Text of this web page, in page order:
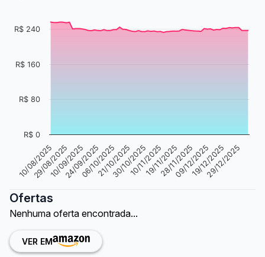
10/08/2025
29/08/2025
10/09/2025
24/09/2025
06/10/2025
21/10/2025
30/10/2025
10/11/2025
19/11/2025
28/11/2025
09/12/2025
19/12/2025
29/12/2025
R$ 0
R$ 80
R$ 160
R$ 240
Ofertas
Nenhuma oferta encontrada...
VER EM